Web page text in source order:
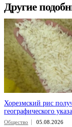
Другие
Хорезмский рис
географического
Общество 05.08.2026